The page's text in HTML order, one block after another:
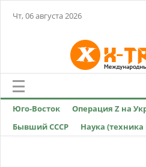
Чт, 06 августа 2026
Юго-Восток Операция Z на
Бывший СССР
Наука (техника